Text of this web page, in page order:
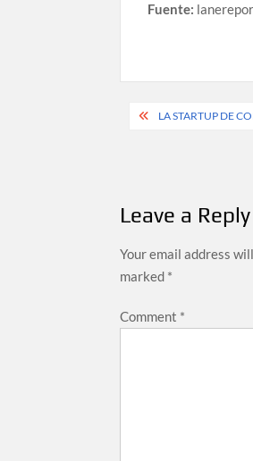
Fuente:
PostLA STARTUP DE
Leave a Reply
Your email address
marked *
Comment *